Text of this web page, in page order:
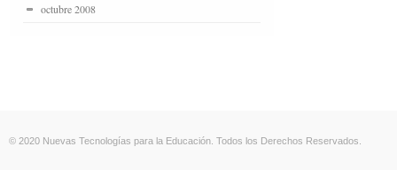
octubre 2008
© 2020 Nuevas Tecnologías para la Educación. Todos los Derechos Reservados.